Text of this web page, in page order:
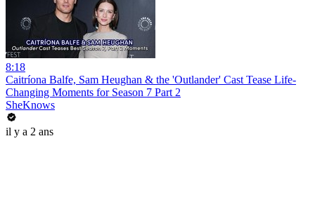
8:18
Caitríona Balfe, Sam Heughan & the 'Outlander' Cast Tease Life-
Changing Moments for Season 7 Part 2
SheKnows
il y a 2 ans